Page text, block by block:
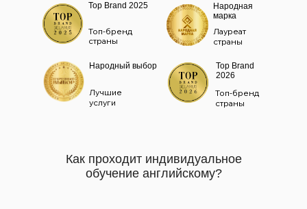
Топ-бренд
страны
Top Brand 2025
Лауреат
страны
Народная
марка
Лучшие
услуги
Народный выбор
Топ-бренд
страны
Top Brand
2026
Как проходит индивидуальное
обучение английскому?